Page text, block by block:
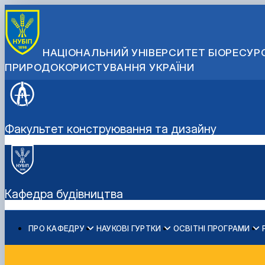
НАЦІОНАЛЬНИЙ УНІВЕРСИТЕТ
ПРИРОДОКОРИСТУВАННЯ УКРАЇНИ
Факультет конструювання та дизайну
Кафедра будівництва
ПРО КАФЕДРУ
Загальна інформація про кафедру
НАУКОВІ ГУРТКИ
Вібродіагностика та неруйнівний контроль
ОСВІТНІ ПРОГРАМИ
Освітні нормативи
Бакалавр
Навчальний процес